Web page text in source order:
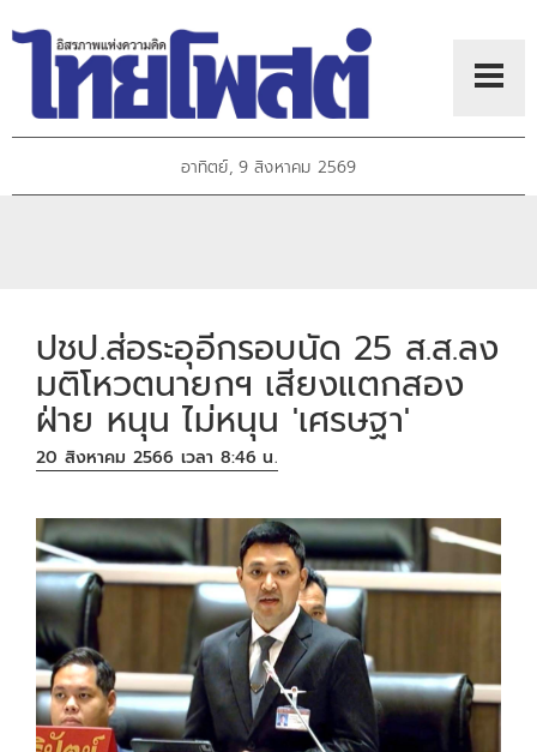
อาทิตย์, 9 สิงหาคม 2569
ปชป.ส่อระอุอีกรอบนัด 25 ส.ส.ลง
มติโหวตนายกฯ เสียงแตกสอง
ฝ่าย หนุน ไม่หนุน 'เศรษฐา'
20 สิงหาคม 2566 เวลา 8:46 น.